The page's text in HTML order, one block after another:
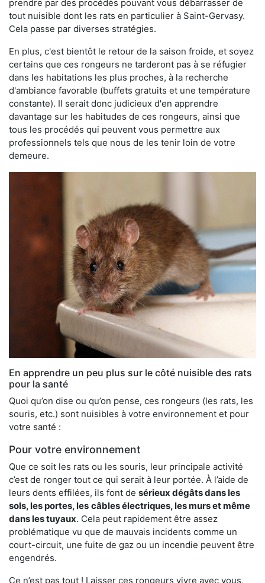
prendre par des procédés pouvant vous débarrasser de
tout nuisible dont les rats en particulier à Saint-Gervasy.
Cela passe par diverses stratégies.
En plus, c'est bientôt le retour de la saison froide, et soyez
certains que ces rongeurs ne tarderont pas à se réfugier
dans les habitations les plus proches, à la recherche
d'ambiance favorable (buffets gratuits et une température
constante). Il serait donc judicieux d'en apprendre
davantage sur les habitudes de ces rongeurs, ainsi que
tous les procédés qui peuvent vous permettre aux
professionnels tels que nous de les tenir loin de votre
demeure.
En apprendre un peu plus sur le côté nuisible des rats
pour la santé
Quoi qu’on dise ou qu’on pense, ces rongeurs (les rats, les
souris, etc.) sont nuisibles à votre environnement et pour
votre santé :
Pour votre environnement
Que ce soit les rats ou les souris, leur principale activité
c’est de ronger tout ce qui serait à leur portée. À l’aide de
leurs dents effilées, ils font de sérieux dégâts dans les
sols, les portes, les câbles électriques, les murs et même
dans les tuyaux. Cela peut rapidement être assez
problématique vu que de mauvais incidents comme un
court-circuit, une fuite de gaz ou un incendie peuvent être
engendrés.
Ce n’est pas tout ! Laisser ces rongeurs vivre avec vous,